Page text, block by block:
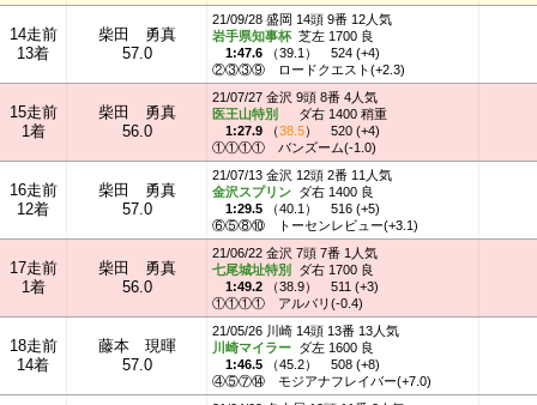
14走前
13着
柴田 勇真
57.0
21/09/28 盛岡 14頭 9番 12人気
岩手県知事杯 芝左 1700 良
1:47.6 （39.1 ）
524 (+4)
②③③⑨
ロードクエスト(+2.3)
15走前
1着
柴田 勇真
56.0
21/07/27 金沢 9頭 8番 4人気
医王山特別
ダ右 1400 稍重
1:27.9 （38.5）
520 (+4)
①①①①
バンズーム(-1.0)
16走前
12着
柴田 勇真
57.0
21/07/13 金沢 12頭 2番 11人気
金沢スプリン ダ右 1400 良
1:29.5 （40.1 ）
516 (+5)
⑥⑤⑧⑩
トーセンレビュー(+3.1)
17走前
1着
柴田 勇真
56.0
21/06/22 金沢 7頭 7番 1人気
七尾城址特別
ダ右 1700 良
1:49.2 （38.9）
511 (+3)
①①①①
アルバリ(-0.4)
18走前
14着
藤本 現暉
57.0
21/05/26 川崎 14頭 13番 13人気
川崎マイラー ダ左 1600 良
1:46.5 （45.2）
508 (+8)
④⑤⑦⑭
モジアナフレイバー(+7.0)